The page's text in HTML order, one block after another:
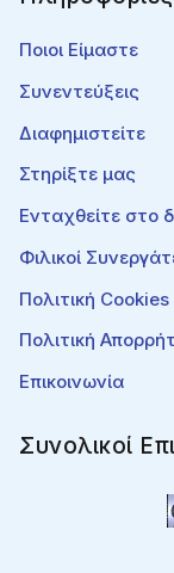
Ποιοι Είμαστε
Συνεντεύξεις
Διαφημιστείτε
Στηρίξτε μας
Ενταχθείτε στο
Φιλικοί
Πολιτική Cookies
Πολιτική
Επικοινωνία
Συνολικοί